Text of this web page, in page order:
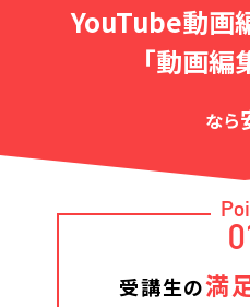
YouTube動画
「動画編
なら
受講生の満